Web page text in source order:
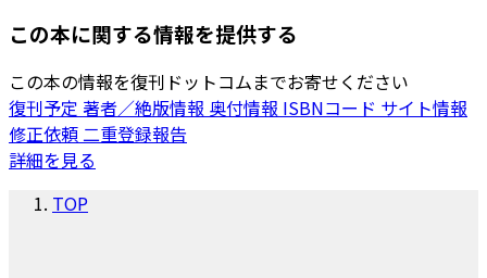
この本に関する情報を提供する
この本の情報を復刊ドットコムまでお寄せください
復刊予定 著者／絶版情報 奥付情報 ISBNコード サイト情報
修正依頼二重登録報告
詳細を見る
TOP